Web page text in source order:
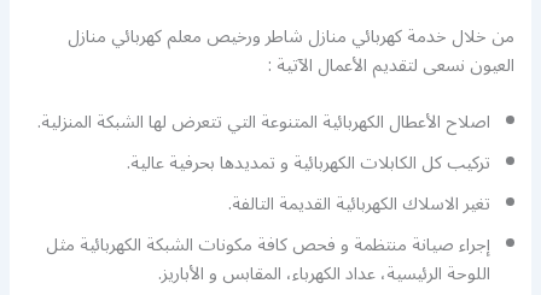
من خلال خدمة كهربائي منازل شاطر ورخيص معلم كهربائي منازل
العيون نسعى لتقديم الأعمال الآتية :
اصلاح الأعطال الكهربائية المتنوعة التي تتعرض لها الشبكة المنزلية.
تركيب كل الكابلات الكهربائية و تمديدها بحرفية عالية.
تغير الاسلاك الكهربائية القديمة التالفة.
إجراء صيانة منتظمة و فحص كافة مكونات الشبكة الكهربائية مثل
اللوحة الرئيسية، عداد الكهرباء، المقابس و الأباريز.